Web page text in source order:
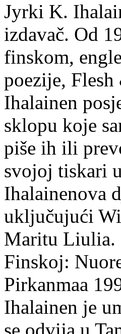
Jyrki K.
izdavač. Od
finskom,
poezije,
Ihalainen
sklopu koje
piše ih ili
svojoj tiskari
Ihalainenova
uključujući
Maritu Liulia.
Finskoj:
Pirkanmaa
Ihalainen je